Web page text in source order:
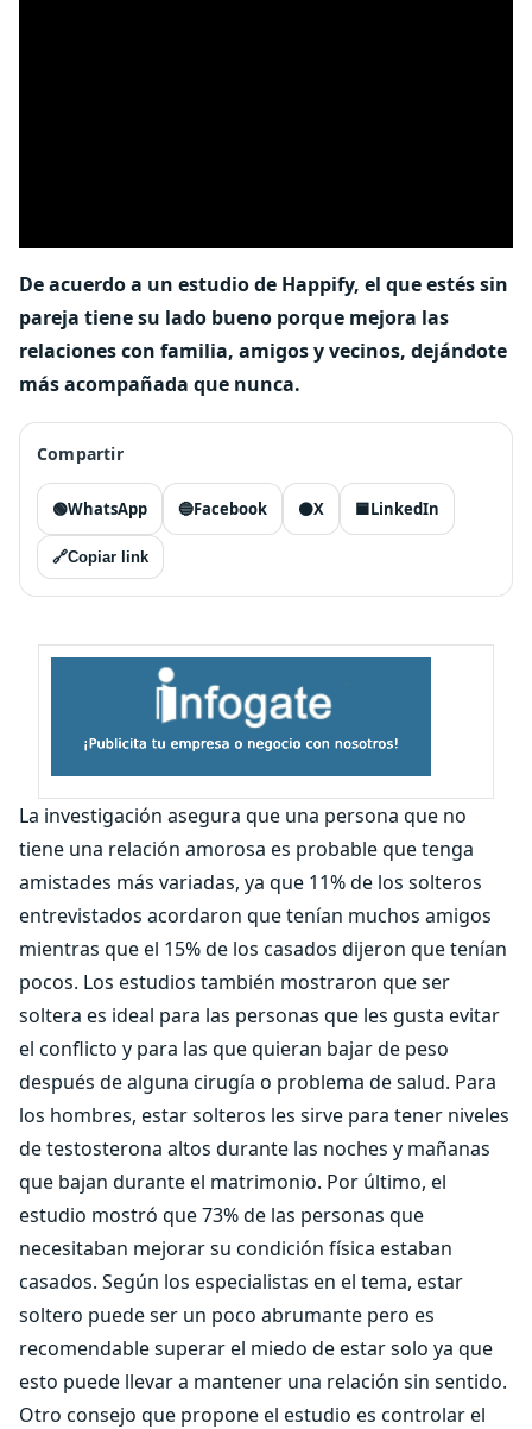
De acuerdo a un estudio de Happify, el que estés sin
pareja tiene su lado bueno porque mejora las
relaciones con familia, amigos y vecinos, dejándote
más acompañada que nunca.
Compartir
🟢WhatsApp 🔵Facebook ⚫X 🟦LinkedIn
🔗Copiar link
La investigación asegura que una persona que no
tiene una relación amorosa es probable que tenga
amistades más variadas, ya que 11% de los solteros
entrevistados acordaron que tenían muchos amigos
mientras que el 15% de los casados dijeron que tenían
pocos. Los estudios también mostraron que ser
soltera es ideal para las personas que les gusta evitar
el conflicto y para las que quieran bajar de peso
después de alguna cirugía o problema de salud. Para
los hombres, estar solteros les sirve para tener niveles
de testosterona altos durante las noches y mañanas
que bajan durante el matrimonio. Por último, el
estudio mostró que 73% de las personas que
necesitaban mejorar su condición física estaban
casados. Según los especialistas en el tema, estar
soltero puede ser un poco abrumante pero es
recomendable superar el miedo de estar solo ya que
esto puede llevar a mantener una relación sin sentido.
Otro consejo que propone el estudio es controlar el